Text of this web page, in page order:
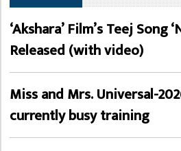
‘Akshara’ Film’s Teej Song
Released (with video)
Miss and Mrs. Universal-
currently busy training